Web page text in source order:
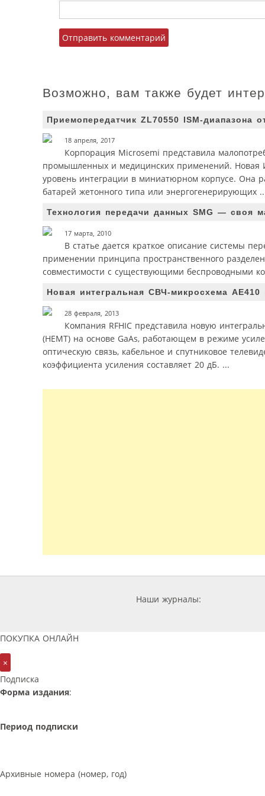
Возможно, вам также будет
Приемопередатчик ZL70550 ISM-диапазона
18 апреля, 2017
Корпорация Microsemi представила
промышленных и медицинских применений. Новая
уровень интеграции в миниатюрном корпусе. Она
батарей жетонного типа или энергогенерирующих
Технология передачи данных SMG — своя
17 марта, 2010
В статье дается краткое описание системы
применении принципа пространственного
совместимости с существующими беспроводными
Новая интегральная СВЧ-микросхема AE410
28 февраля, 2013
Компания RFHIC представила новую
(HEMT) на основе GaAs, работающем в режиме
оптическую связь, кабельное и спутниковое
коэффициента усиления составляет 20 дБ. ...
Наши журналы:
ПОКУПКА ОНЛАЙН
×
Подписка
Форма издания:
Период подписки
Архивные номера (номер, год)